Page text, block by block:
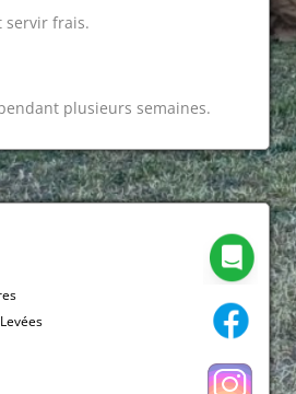
servir frais.
plusieurs semaines.